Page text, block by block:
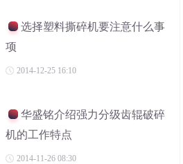
选择塑料撕碎机要注意什么事
项
2014-12-25 16:10
华盛铭介绍强力分级齿辊破碎
机的工作特点
2014-11-26 08:30